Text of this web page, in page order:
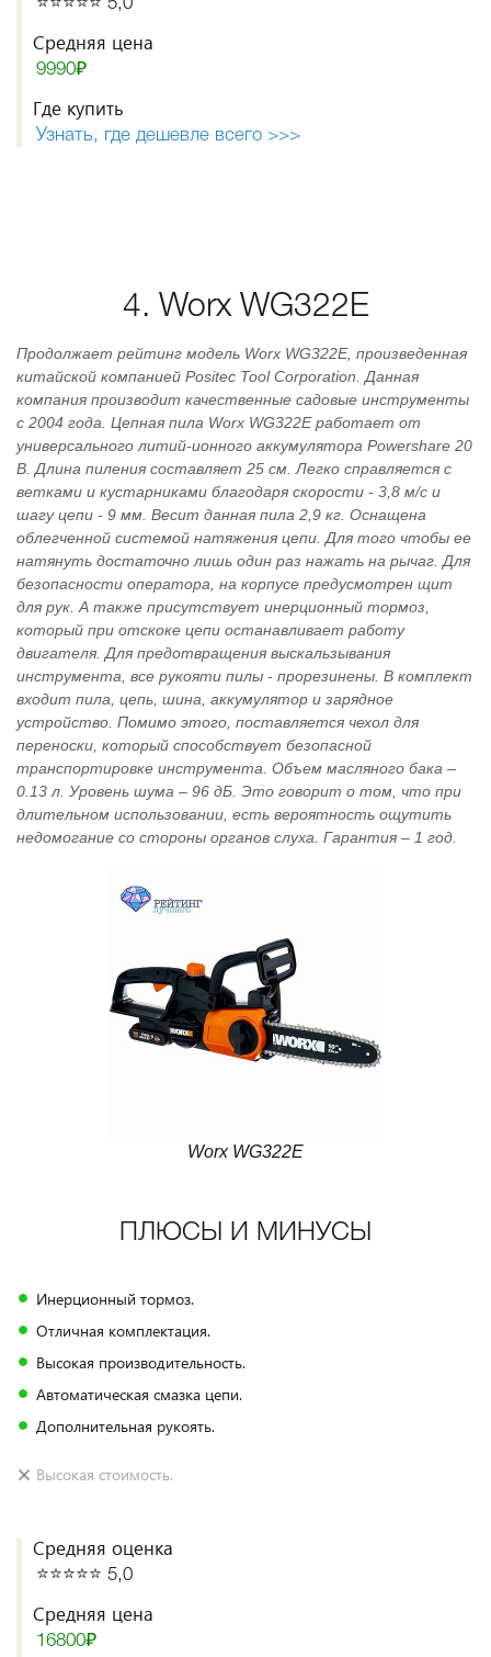
⭐️⭐️⭐️⭐️⭐️ 5,0
Средняя цена
9990₽
Где купить
Узнать, где дешевле всего >>>
4. Worx WG322E
Продолжает рейтинг модель Worx WG322E, произведенная
китайской компанией Positec Tool Corporation. Данная
компания производит качественные садовые инструменты
с 2004 года. Цепная пила Worx WG322E работает от
универсального литий-ионного аккумулятора Powershare 20
В. Длина пиления составляет 25 см. Легко справляется с
ветками и кустарниками благодаря скорости - 3,8 м/с и
шагу цепи - 9 мм. Весит данная пила 2,9 кг. Оснащена
облегченной системой натяжения цепи. Для того чтобы ее
натянуть достаточно лишь один раз нажать на рычаг. Для
безопасности оператора, на корпусе предусмотрен щит
для рук. А также присутствует инерционный тормоз,
который при отскоке цепи останавливает работу
двигателя. Для предотвращения выскальзывания
инструмента, все рукояти пилы - прорезинены. В комплект
входит пила, цепь, шина, аккумулятор и зарядное
устройство. Помимо этого, поставляется чехол для
переноски, который способствует безопасной
транспортировке инструмента. Объем масляного бака –
0.13 л. Уровень шума – 96 дБ. Это говорит о том, что при
длительном использовании, есть вероятность ощутить
недомогание со стороны органов слуха. Гарантия – 1 год.
Worx WG322E
ПЛЮСЫ И МИНУСЫ
Инерционный тормоз.
Отличная комплектация.
Высокая производительность.
Автоматическая смазка цепи.
Дополнительная рукоять.
Высокая стоимость.
Средняя оценка
⭐️⭐️⭐️⭐️⭐️ 5,0
Средняя цена
16800₽